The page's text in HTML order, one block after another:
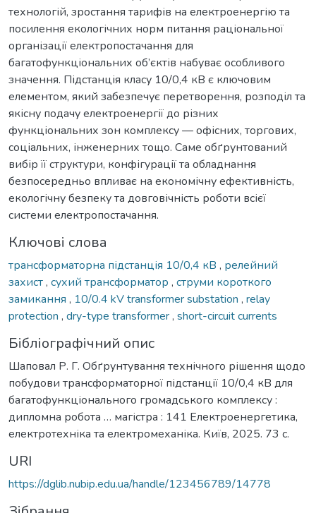
технологій, зростання тарифів на електроенергію та
посилення екологічних норм питання раціональної
організації електропостачання для
багатофункціональних об’єктів набуває особливого
значення. Підстанція класу 10/0,4 кВ є ключовим
елементом, який забезпечує перетворення, розподіл та
якісну подачу електроенергії до різних
функціональних зон комплексу — офісних, торгових,
соціальних, інженерних тощо. Саме обґрунтований
вибір її структури, конфігурації та обладнання
безпосередньо впливає на економічну ефективність,
екологічну безпеку та довговічність роботи всієї
системи електропостачання.
Ключові слова
трансформаторна підстанція 10/0,4 кВ , релейний
захист, сухий трансформатор , струми короткого
замикання , 10/0.4 kV transformer substation , relay
protection , dry-type transformer, short-circuit currents
Бібліографічний опис
Шаповал Р. Г. Обґрунтування технічного рішення щодо
побудови трансформаторної підстанції 10/0,4 кВ для
багатофункціонального громадського комплексу :
дипломна робота … магістра : 141 Електроенергетика,
електротехніка та електромеханіка. Київ, 2025. 73 с.
URI
https://dglib.nubip.edu.ua/handle/123456789/14778